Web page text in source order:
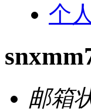
个
邮箱